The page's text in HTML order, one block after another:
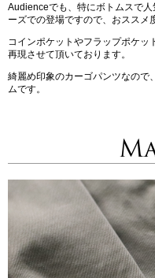
Audienceでも、特にボトムスで
ーズでの登場ですので、おススメ
コインポケットやフラップポケッ
再現させて頂いております。
綺麗め印象のカーゴパンツなので
ムです。